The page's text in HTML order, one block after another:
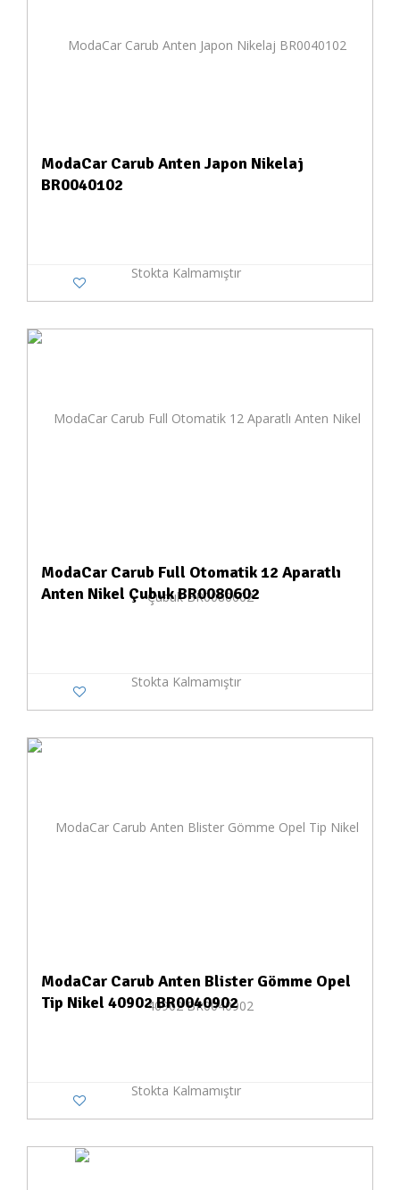
ModaCar Carub Anten Japon Nikelaj
BR0040102
Stokta Kalmamıştır
ModaCar Carub Full Otomatik 12 Aparatlı
Anten Nikel Çubuk BR0080602
Stokta Kalmamıştır
ModaCar Carub Anten Blister Gömme Opel
Tip Nikel 40902 BR0040902
Stokta Kalmamıştır